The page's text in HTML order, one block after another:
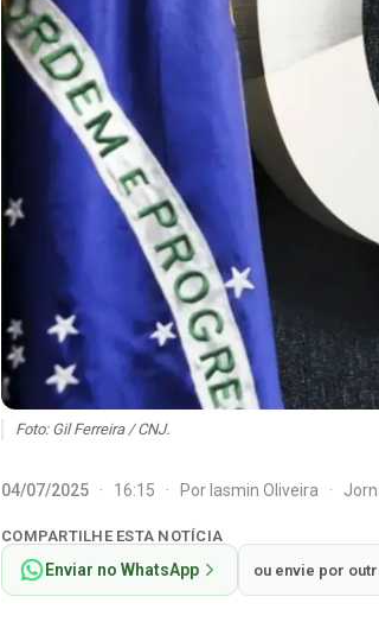
Foto: Gil Ferreira / CNJ.
04/07/2025 · 16:15 · Por Iasmin Oliveira ·
COMPARTILHE ESTA NOTÍCIA
Enviar no WhatsApp ou envie por